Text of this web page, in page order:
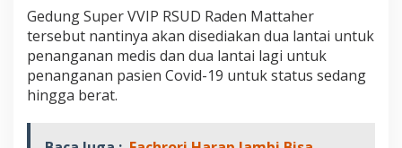
n
M
a
t
Gedung Super VVIP RSUD Raden Mattaher
tersebut nantinya akan disediakan dua lantai untuk
penanganan medis dan dua lantai lagi untuk
penanganan pasien Covid-19 untuk status sedang
hingga berat.